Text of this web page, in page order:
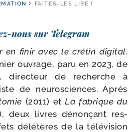
FAITES-LES LIRE !
nous sur Telegram
en finir avec le cré­tin digi­tal.
ouvrage, paru en 2023, de
direc­teur de recherche à
de neu­ros­ciences. Après
(2011) etLa fabrique du
deux livres dénon­çant res­
délé­tères de la télé­vi­sion